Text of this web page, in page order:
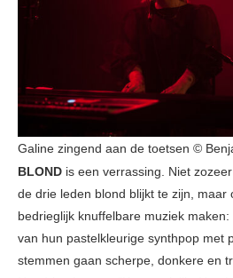
Galine zingend aan de toetsen ©
BLOND is een verrassing. Niet
de drie leden blond blijkt te zijn, maar
bedrieglijk knuffelbare muziek
van hun pastelkleurige synthpop met
stemmen gaan scherpe, donkere en